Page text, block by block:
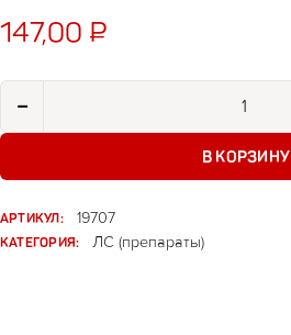
147,00 ₽
−
В КОРЗИНУ
АРТИКУЛ:
19707
КАТЕГОРИЯ:
ЛС (препараты)